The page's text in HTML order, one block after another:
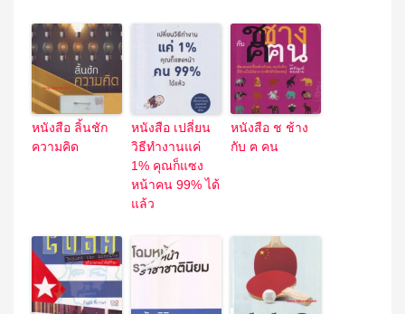
หนังสือ ลิ้นชัก
ความคิด
หนังสือ เปลี่ยน
วิธีทำงานแค่
1% คุณก็แซง
หน้าคน 99% ได้
แล้ว
หนังสือ ช ช้าง
กับ ฅ คน